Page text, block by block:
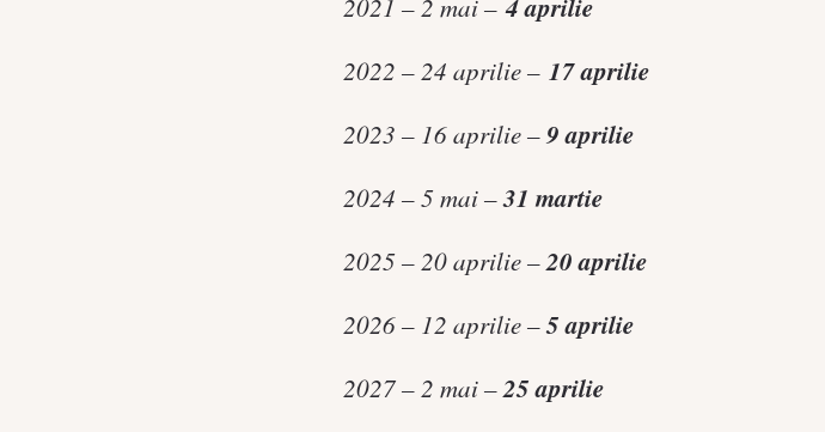
2021 – 2 mai –4 aprilie
2022 – 24 aprilie – 17 aprilie
2023 – 16 aprilie –9 aprilie
2024 – 5 mai –31 martie
2025 – 20 aprilie –20 aprilie
2026 – 12 aprilie –5 aprilie
2027 – 2 mai –25 aprilie